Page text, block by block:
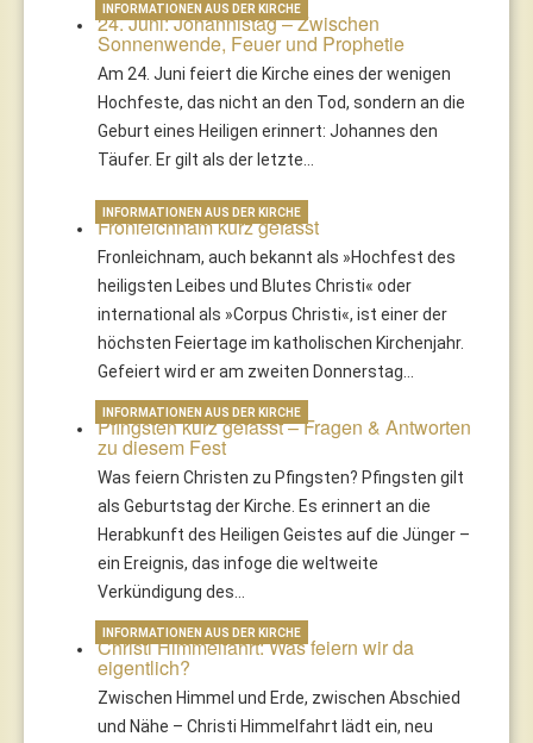
24. Juni: Johannistag – Zwischen
Sonnenwende, Feuer und Prophetie
Am 24. Juni feiert die Kirche eines der wenigen
Hochfeste, das nicht an den Tod, sondern an die
Geburt eines Heiligen erinnert: Johannes den
Täufer. Er gilt als der letzte…
INFORMATIONEN AUS DER KIRCHE
Fronleichnam kurz gefasst
Fronleichnam, auch bekannt als »Hochfest des
heiligsten Leibes und Blutes Christi« oder
international als »Corpus Christi«, ist einer der
höchsten Feiertage im katholischen Kirchenjahr.
Gefeiert wird er am zweiten Donnerstag…
INFORMATIONEN AUS DER KIRCHE
Pfingsten kurz gefasst – Fragen & Antworten
zu diesem Fest
Was feiern Christen zu Pfingsten? Pfingsten gilt
als Geburtstag der Kirche. Es erinnert an die
Herabkunft des Heiligen Geistes auf die Jünger –
ein Ereignis, das infoge die weltweite
Verkündigung des…
INFORMATIONEN AUS DER KIRCHE
Christi Himmelfahrt: Was feiern wir da
eigentlich?
Zwischen Himmel und Erde, zwischen Abschied
und Nähe – Christi Himmelfahrt lädt ein, neu
INFORMATIONEN AUS DER KIRCHE